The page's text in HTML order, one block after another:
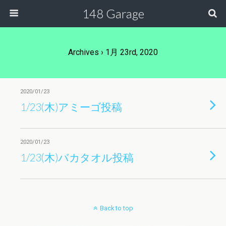
148 Garage
Archives › 1月 23rd, 2020
2020/01/23
1/23(木)アミーゴ投稿
2020/01/23
1/23(木)バカタオル投稿
Back to top